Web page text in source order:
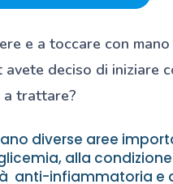
e a toccare con
avete deciso di iniziare
a trattare?
diverse aree
alla
anti-infiammatoria e